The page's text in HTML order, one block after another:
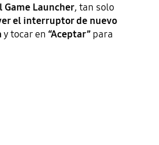
Game Launcher, tan solo
el interruptor de nuevo
y tocar en“Aceptar” para